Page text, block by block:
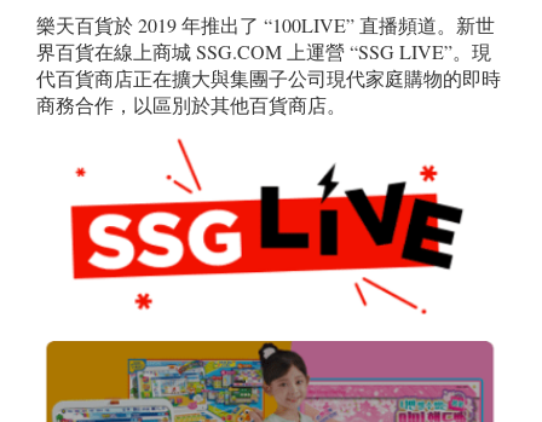
樂天百貨於 2019 年推出了 “100LIVE” 直播頻道。新世
界百貨在線上商城 SSG.COM 上運營 “SSG LIVE”。現
代百貨商店正在擴大與集團子公司現代家庭購物的即時
商務合作，以區別於其他百貨商店。